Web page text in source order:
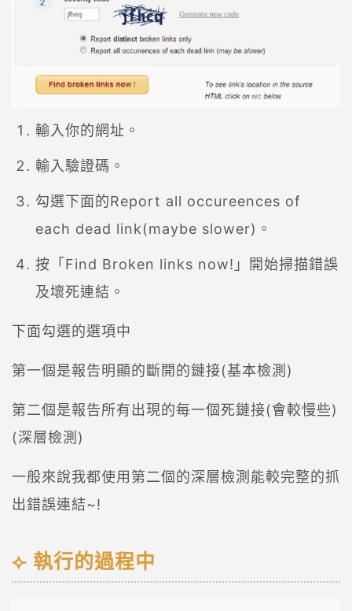
輸入你的網址。
輸入驗證碼。
勾選下面的Report all occureences of
each dead link(maybe slower)。
按「Find Broken links now!」開始掃描錯誤
及壞死連結。
下面勾選的選項中
第一個是報告明顯的斷開的鏈接(基本檢測)
第二個是報告所有出現的每一個死鏈接(會較慢些)
(深層檢測)
一般來說我都使用第二個的深層檢測能較完整的抓
出錯誤連結~!
執行的過程中